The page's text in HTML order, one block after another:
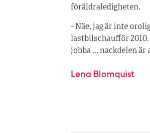
föräldraledigheten.
– Näe, jag är inte
lastbilschaufför
jobba … nackdelen är
Lena Blomquist